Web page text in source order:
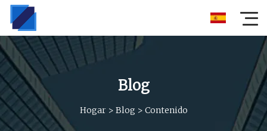
Blog
Hogar> Blog > Contenido